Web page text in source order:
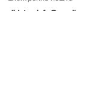
slidstvo.info@gmail.com